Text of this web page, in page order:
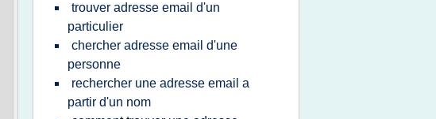
trouver adresse email d'un
particulier
chercher adresse email d'une
personne
rechercher une adresse email a
partir d'un nom